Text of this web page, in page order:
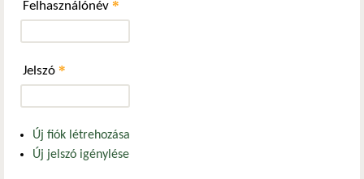
Felhasználónév *
Jelszó *
Új fiók létrehozása
Új jelszó igénylése